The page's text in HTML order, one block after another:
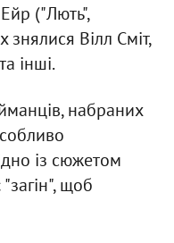
("Лють",
знялися Вілл Сміт,
інші.
набраних
із сюжетом
щоб